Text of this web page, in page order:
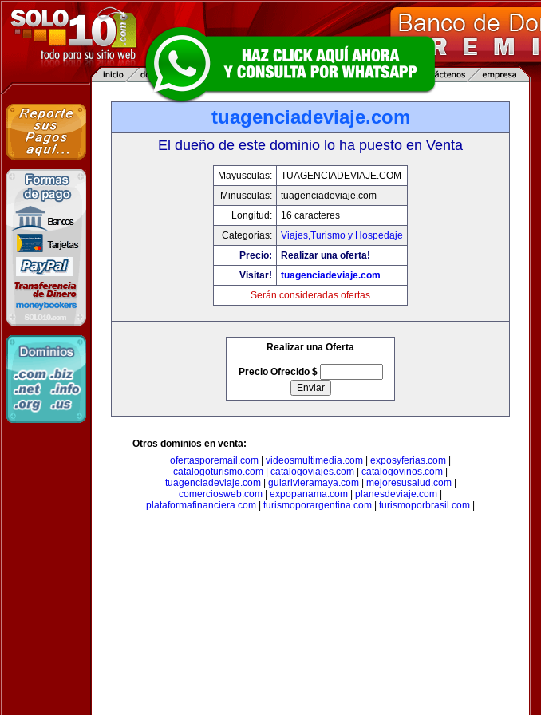
tuagenciadeviaje.com
El dueño de este dominio lo ha puesto en Venta
Mayusculas:
TUAGENCIADEVIAJE.COM
Minusculas:
tuagenciadeviaje.com
Longitud:
16 caracteres
Categorias:
Viajes,Turismo y Hospedaje
Precio:
Realizar una oferta!
Visitar!
tuagenciadeviaje.com
Serán consideradas ofertas
Realizar una Oferta
Precio Ofrecido $
Otros dominios en venta:
ofertasporemail.com
videosmultimedia.com exposyferias.com
catalogoturismo.com
catalogoviajes.com catalogovinos.com
tuagenciadeviaje.com| guiarivieramaya.com| mejoresusalud.com|
comerciosweb.com
expopanama.com planesdeviaje.com
plataformafinanciera.com
turismoporargentina.com turismoporbrasil.com